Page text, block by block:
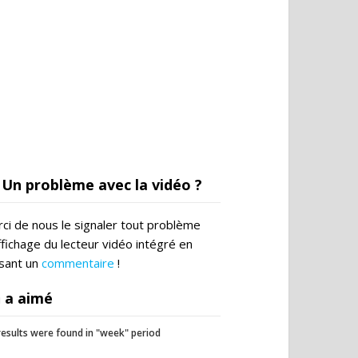
Un problème avec la vidéo ?
de nous le signaler tout problème
du lecteur vidéo intégré en
un commentaire !
a aimé
were found in "week" period